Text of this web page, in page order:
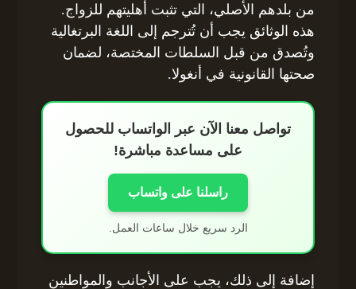
من بلدهم الأصلي، التي تثبت أهليتهم للزواج.
هذه الوثائق يجب أن تُترجم إلى اللغة البرتغالية
وتُصدق من قبل السلطات المختصة، لضمان
صحتها القانونية في أنغولا.
تواصل معنا الآن عبر الواتساب للحصول
على مساعدة مباشرة!
راسلنا على واتساب
الرد سريع خلال ساعات العمل.
إضافة إلى ذلك، يجب على الأجانب والمواطنين